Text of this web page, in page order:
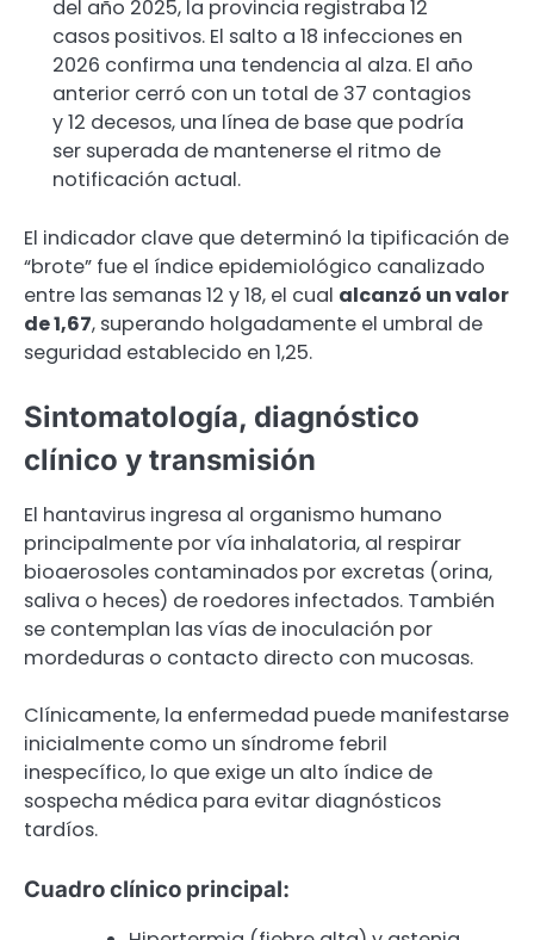
del año 2025, la provincia registraba 12
casos positivos. El salto a 18 infecciones en
2026 confirma una tendencia al alza. El año
anterior cerró con un total de 37 contagios
y 12 decesos, una línea de base que podría
ser superada de mantenerse el ritmo de
notificación actual.
El indicador clave que determinó la tipificación de
“brote” fue el índice epidemiológico canalizado
entre las semanas 12 y 18, el cual alcanzó un valor
de 1,67, superando holgadamente el umbral de
seguridad establecido en 1,25.
Sintomatología, diagnóstico
clínico y transmisión
El hantavirus ingresa al organismo humano
principalmente por vía inhalatoria, al respirar
bioaerosoles contaminados por excretas (orina,
saliva o heces) de roedores infectados. También
se contemplan las vías de inoculación por
mordeduras o contacto directo con mucosas.
Clínicamente, la enfermedad puede manifestarse
inicialmente como un síndrome febril
inespecífico, lo que exige un alto índice de
sospecha médica para evitar diagnósticos
tardíos.
Cuadro clínico principal: